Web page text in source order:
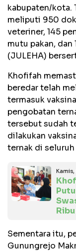
kabupaten/kota.
meliputi 950
veteriner, 145
mutu pakan,
(JULEHA)
Khofifah
beredar telah
termasuk
pengobatan
tersebut sudah
dilakukan
ternak di seluruh
Kamis,
Sementara itu,
Gunungrejo